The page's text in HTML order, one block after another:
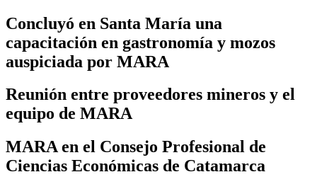
Concluyó en Santa María una
capacitación en gastronomía y mozos
auspiciada por MARA
Reunión entre proveedores mineros y el
equipo de MARA
MARA en el Consejo Profesional de
Ciencias Económicas de Catamarca